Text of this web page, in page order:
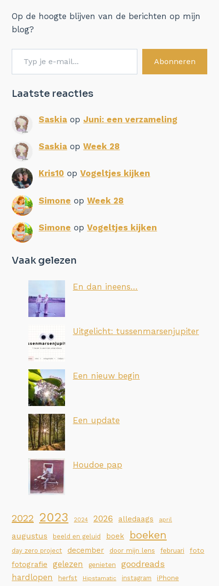
Op de hoogte blijven van de berichten op mijn
blog?
Typ je e-mail...
Abonneren
Laatste reacties
Saskia op Juni: een verzameling
Saskia opWeek 28
Kris10 opVogeltjes kijken
Simone opWeek 28
Simone opVogeltjes kijken
Vaak gelezen
En dan ineens…
Uitgelicht: tussenmarsenjupiter
Een nieuw begin
Een update
Houdoe pap
2022 2023 2024 2026 alledaags april
augustus beeld en geluid boek boeken
day zero project december door mijn lens februari foto
fotografie gelezen genieten goodreads
hardlopen herfst Hipstamatic instagram iPhone